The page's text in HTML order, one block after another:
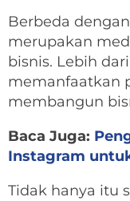
Berbeda
merupakan
bisnis. Lebih
memanfaatkan
membangun
Baca Juga:
Instagram
Tidak hanya itu